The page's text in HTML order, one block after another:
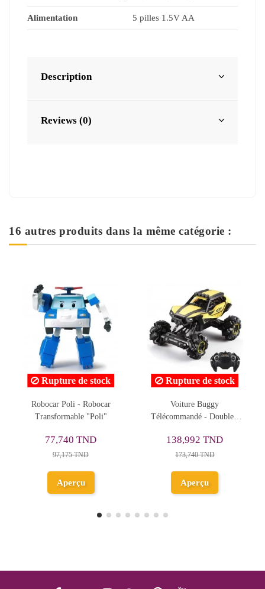
Alimentation 5 pilles 1.5V AA
Description
Reviews (0)
16 autres produits dans la même catégorie :
Rupture de stock
Robocar Poli - Robocar
Transformable "Poli"
77,740 TND
97,175 TND
Rupture de stock
Voiture Buggy
Télécommandé - DoubleE
138,992 TND
173,740 TND
Aperçu